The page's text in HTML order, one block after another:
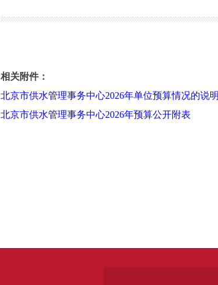
相关附件：
北京市供水管理事务中心2026年单位预算情况的说明
北京市供水管理事务中心2026年预算公开附表